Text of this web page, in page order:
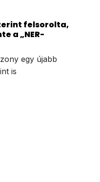
felsorolta,
a „NER-
egy újabb
is